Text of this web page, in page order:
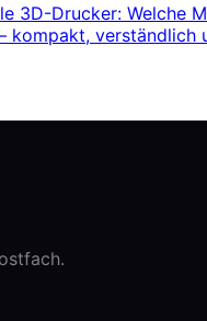
3D-Drucker: Welche
verständlich